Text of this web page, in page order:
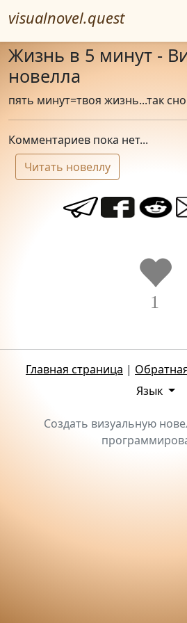
visualnovel.quest
Жизнь в 5 минут -
новелла
пять минут=твоя жизнь...так
Комментариев пока нет...
Читать новеллу
1
Главная страница |
Язык
Создать визуальную